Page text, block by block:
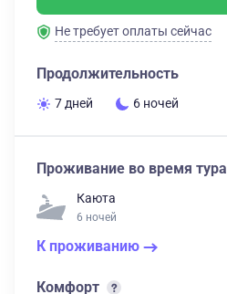
Не требует оплаты сейчас
Продолжительность
7 дней 6 ночей
Проживание во время тура
Каюта
6 ночей
К проживанию
Комфорт